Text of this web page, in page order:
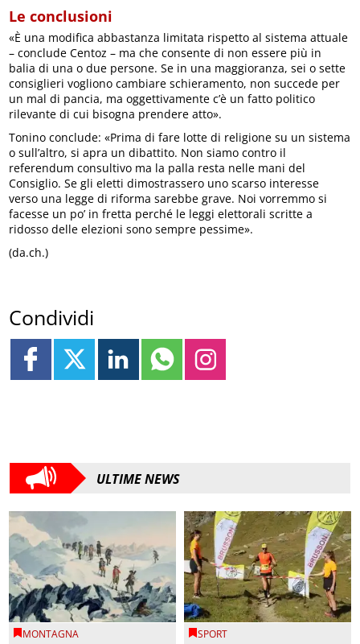
Le conclusioni
«È una modifica abbastanza limitata rispetto al sistema attuale
– conclude Centoz – ma che consente di non essere più in
balia di una o due persone. Se in una maggioranza, sei o sette
consiglieri vogliono cambiare schieramento, non succede per
un mal di pancia, ma oggettivamente c’è un fatto politico
rilevante di cui bisogna prendere atto».
Tonino conclude: «Prima di fare lotte di religione su un sistema
o sull’altro, si apra un dibattito. Non siamo contro il
referendum consultivo ma la palla resta nelle mani del
Consiglio. Se gli eletti dimostrassero uno scarso interesse
verso una legge di riforma sarebbe grave. Noi vorremmo si
facesse un po’ in fretta perché le leggi elettorali scritte a
ridosso delle elezioni sono sempre pessime».
(da.ch.)
Condividi
ULTIME NEWS
MONTAGNA SPORT